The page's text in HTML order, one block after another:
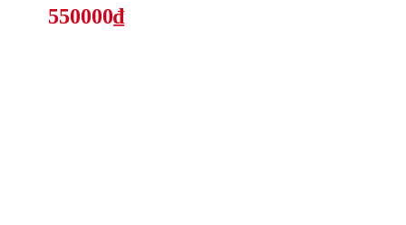
550000₫